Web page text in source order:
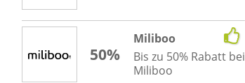
50%
Miliboo
Bis zu 50% Rabatt bei
Miliboo